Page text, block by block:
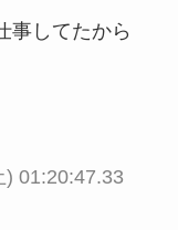
事してたから
) 01:20:47.33